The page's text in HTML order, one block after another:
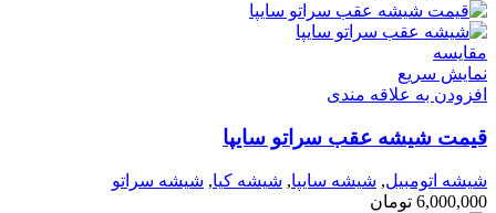
مقايسه
نمایش سریع
افزودن به علاقه مندی
قیمت شیشه عقب سراتو سایپا
شیشه اتومبیل, شیشه سایپا, شیشه کیا, شیشه سراتو
6,000,000 تومان